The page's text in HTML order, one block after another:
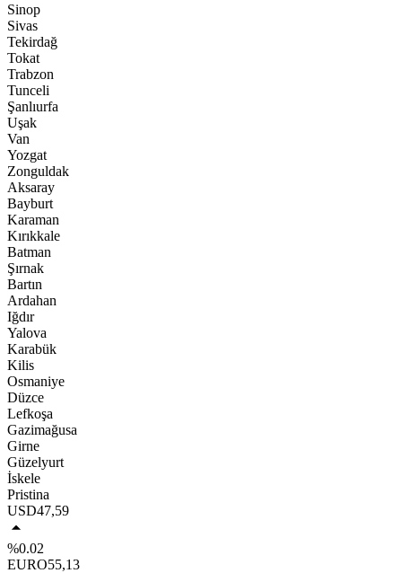
Sinop
Sivas
Tekirdağ
Tokat
Trabzon
Tunceli
Şanlıurfa
Uşak
Van
Yozgat
Zonguldak
Aksaray
Bayburt
Karaman
Kırıkkale
Batman
Şırnak
Bartın
Ardahan
Iğdır
Yalova
Karabük
Kilis
Osmaniye
Düzce
Lefkoşa
Gazimağusa
Girne
Güzelyurt
İskele
Pristina
USD47,59
%0.02
EURO55,13